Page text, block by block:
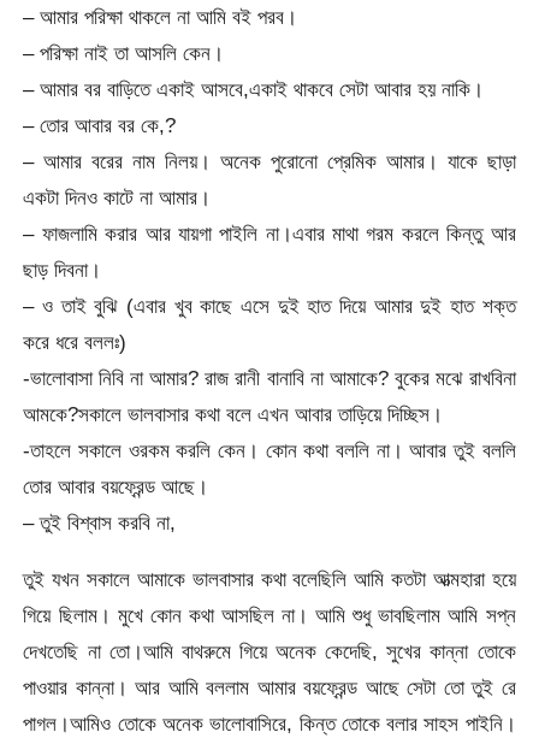
– আমার পরিক্ষা থাকলে না আমি বই পরব।
– পরিক্ষা নাই তা আসলি কেন।
– আমার বর বাড়িতে একাই আসবে,একাই থাকবে সেটা আবার হয় নাকি।
– তোর আবার বর কে,?
– আমার বরের নাম নিলয়। অনেক পুরোনো প্রেমিক আমার। যাকে ছাড়া
একটা দিনও কাটে না আমার।
– ফাজলামি করার আর যায়গা পাইলি না।এবার মাথা গরম করলে কিন্তু আর
ছাড় দিবনা।
– ও তাই বুঝি (এবার খুব কাছে এসে দুই হাত দিয়ে আমার দুই হাত শক্ত
করে ধরে বললঃ)
-ভালোবাসা নিবি না আমার? রাজ রানী বানাবি না আমাকে? বুকের মঝে রাখবিনা
আমকে?সকালে ভালবাসার কথা বলে এখন আবার তাড়িয়ে দিচ্ছিস।
-তাহলে সকালে ওরকম করলি কেন। কোন কথা বললি না। আবার তুই বললি
তোর আবার বয়ফ্রেন্ড আছে।
– তুই বিশ্বাস করবি না,
তুই যখন সকালে আমাকে ভালবাসার কথা বলেছিলি আমি কতটা আত্মহারা হয়ে
গিয়ে ছিলাম। মুখে কোন কথা আসছিল না। আমি শুধু ভাবছিলাম আমি সপ্ন
দেখতেছি না তো।আমি বাথরুমে গিয়ে অনেক কেদেছি, সুখের কান্না তোকে
পাওয়ার কান্না। আর আমি বললাম আমার বয়ফ্রেন্ড আছে সেটা তো তুই রে
পাগল।আমিও তোকে অনেক ভালোবাসিরে, কিন্ত তোকে বলার সাহস পাইনি।